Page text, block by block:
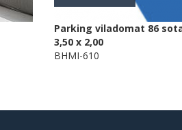
Parking viladomat 86
3,50 x 2,00
BHMI-610